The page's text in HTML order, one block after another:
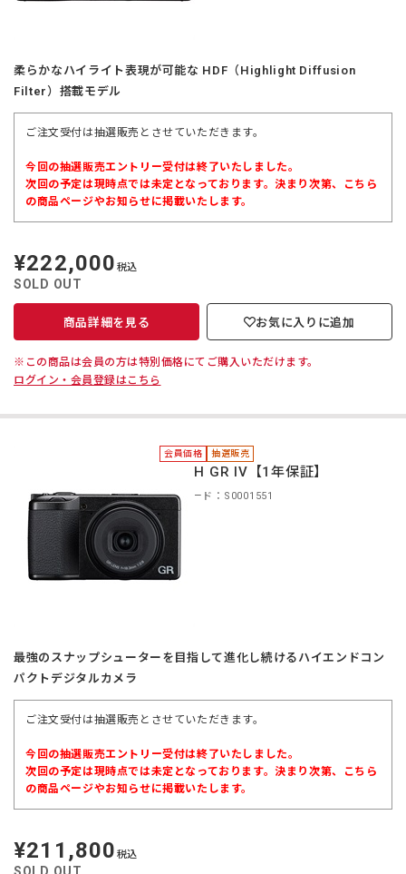
柔らかなハイライト表現が可能な HDF（Highlight Diffusion
Filter）搭載モデル
ご注文受付は抽選販売とさせていただきます。
今回の抽選販売エントリー受付は終了いたしました。
次回の予定は現時点では未定となっております。決まり次第、こちら
の商品ページやお知らせに掲載いたします。
定
価
¥222,000 税込
SOLD OUT
商品詳細を見る お気に入りに追加
※この商品は会員の方は特別価格にてご購入いただけます。
ログイン・会員登録はこちら
会員価格 抽選販売
RICOH GR IV【1年保証】
商品コード：S0001551
最強のスナップシューターを目指して進化し続けるハイエンドコン
パクトデジタルカメラ
ご注文受付は抽選販売とさせていただきます。
今回の抽選販売エントリー受付は終了いたしました。
次回の予定は現時点では未定となっております。決まり次第、こちら
の商品ページやお知らせに掲載いたします。
定
価
¥211,800 税込